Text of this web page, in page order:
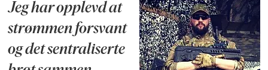
Jeg har opplevd at
strømmen forsvant
og det sentraliserte